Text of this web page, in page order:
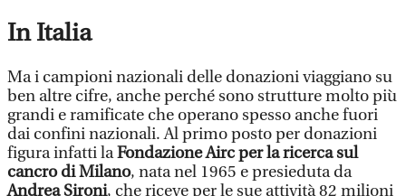
In Italia
Ma i campioni nazionali delle donazioni viaggiano su
ben altre cifre, anche perché sono strutture molto più
grandi e ramificate che operano spesso anche fuori
dai confini nazionali. Al primo posto per donazioni
figura infatti laFondazione Airc per la ricerca sul
cancro di Milano, nata nel 1965 e presieduta da
Andrea Sironi, che riceve per le sue attività 82 milioni